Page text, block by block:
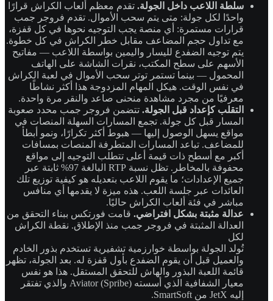
سلطة اللاعب داخل الجولة. تقدم معظم ألعاب الكراش قرارًا
واحدًا لكل جولة: متى يتم سحب الأموال. تقدم فروجر جمب
قرارات مستمرة: أي منصة يجب التوجيه نحوها في كل قفزة،
مع تداول حجم المضاعف مقابل خطر الكراش في كل خطوة.
يتم توجيه الضفدع لليسار واليمين بواسطة اللاعب — مفاتيح
الأسهم على سطح المكتب، نقرات الشاشة على الهاتف
المحمول — بينما تستمر توتر سحب الأموال في لعبة الكراش
في نفس الوقت. هيكل المهام المزدوجة هذا أكثر نشاطًا
معرفيًا من مجرد مشاهدة منحنى صاعد والنقر مرة واحدة.
التقلب كإعداد قبل الجولة. تتضمن فروجر جمب محدد صعوبة
المسار قبل كل جولة. تجمع المسارات السهلة المنصات في
مواقع يسهل الوصول إليها — هبوط أكثر تكرارًا، ونمو أبطأ
للمضاعف. تباعد المسارات المتطرفة المنصات بمسافات
أكبر مع أسطح ذات قيمة أعلى تتطلب التوجيه إلى مواقع
محفوفة بالمخاطر. تظل نسبة RTP البالغة 97% ثابتة عبر
جميع الإعدادات؛ ما يقوم اللاعب بتعديله هو كيفية توزيع تلك
العائدات عبر جلسة اللعب. هذه ميزة لا يقدمها أي منافس
مباشر في فئة ألعاب الكراش حاليًا.
عدالة مثبتة بشكل افتراضي. قامت فورتكس ببناء التحقق من
العدالة المثبتة في فروجر جمب منذ الإطلاق. نقطة الكراش
لكل
تُولد الجولة بواسطة خوارزمية تشفيرية تستخدم بذور الخادم
والعميل قبل أن يقوم الضفدع بأول قفزة له. بعد الجولة، تظهر
قائمة اللعبة البذور والهاش للتحقق المستقل. هذا هو نفس
معيار الشفافية الذي أسسته Aviator (Spribe) والذي تفتقر
إليه JetX من SmartSoft.